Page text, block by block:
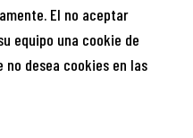
El no aceptar
equipo una cookie de
no desea cookies en las